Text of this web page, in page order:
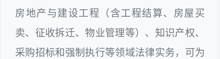
房地产与建设工程（含工程结算、房屋买
卖、征收拆迁、物业管理等）、知识产权、
采购招标和强制执行等领域法律实务，可为